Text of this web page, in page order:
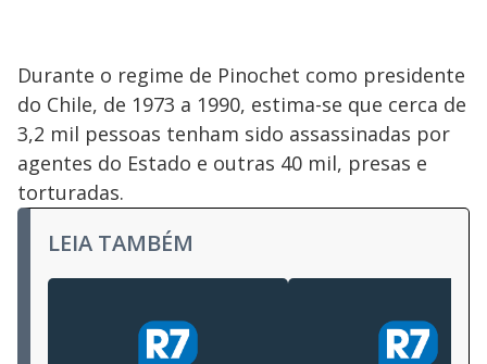
Durante o regime de Pinochet como presidente
do Chile, de 1973 a 1990, estima-se que cerca de
3,2 mil pessoas tenham sido assassinadas por
agentes do Estado e outras 40 mil, presas e
torturadas.
LEIA TAMBÉM